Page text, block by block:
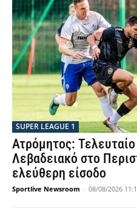
SUPER LEAGUE 1
Ατρόμητος:
Λεβαδειακό στο
ελεύθερη είσοδο
Sportlive Newsroom - 08/08/2026